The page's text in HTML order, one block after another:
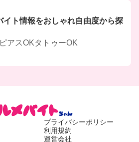
イト情報をおしゃれ自由度から探
ピアスOKタトゥーOK
プライバシーポリシー
利用規約
運営会社